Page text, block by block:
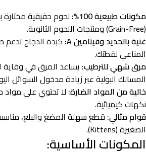
مكونات طبيعية 100%:
لحوم حقيقية مختارة
(Grain-Free) ومنتجات اللحوم الثانوية.
غنية بالحديد وفيتامين A:
كبدة الدجاج تدعم
المناعي لقطتك.
مرق شهي للترطيب: يساعد المرق في
المسالك البولية عبر زيادة مدخول السوائل
خالية من المواد الضارة: لا تحتوي على مواد
نكهات كيميائية.
قوام مثالي: قطع سهلة المضغ والبلع،
الصغيرة (Kittens).
المكونات الأساسية: